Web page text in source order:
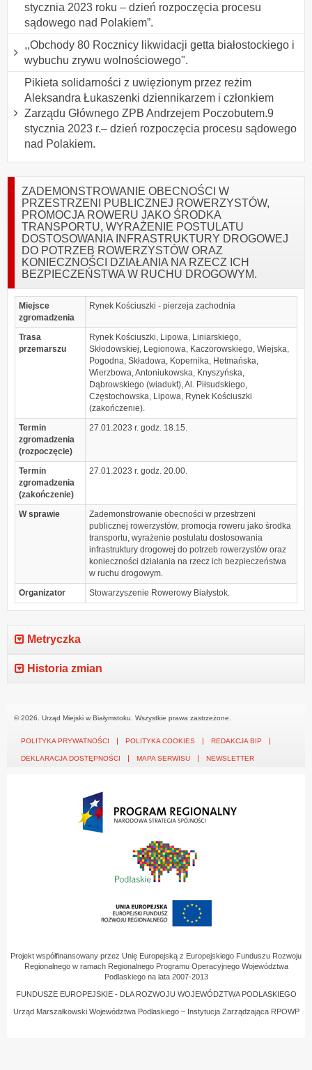
stycznia 2023 roku – dzień rozpoczęcia procesu
sądowego nad Polakiem”.
,,Obchody 80 Rocznicy likwidacji getta białostockiego i
wybuchu zrywu wolnościowego".
Pikieta solidarności z uwięzionym przez reżim
Aleksandra Łukaszenki dziennikarzem i członkiem
Zarządu Głównego ZPB Andrzejem Poczobutem.9
stycznia 2023 r.– dzień rozpoczęcia procesu sądowego
nad Polakiem.
ZADEMONSTROWANIE OBECNOŚCI W
PRZESTRZENI PUBLICZNEJ ROWERZYSTÓW,
PROMOCJA ROWERU JAKO ŚRODKA
TRANSPORTU, WYRAŻENIE POSTULATU
DOSTOSOWANIA INFRASTRUKTURY DROGOWEJ
DO POTRZEB ROWERZYSTÓW ORAZ
KONIECZNOŚCI DZIAŁANIA NA RZECZ ICH
BEZPIECZEŃSTWA W RUCHU DROGOWYM.
Miejsce
zgromadzenia
Rynek Kościuszki - pierzeja zachodnia
Trasa
przemarszu
Rynek Kościuszki, Lipowa, Liniarskiego,
Skłodowskiej, Legionowa, Kaczorowskiego, Wiejska,
Pogodna, Składowa, Kopernika, Hetmańska,
Wierzbowa, Antoniukowska, Knyszyńska,
Dąbrowskiego (wiadukt), Al. Piłsudskiego,
Częstochowska, Lipowa, Rynek Kościuszki
(zakończenie).
Termin
zgromadzenia
(rozpoczęcie)
27.01.2023 r. godz. 18.15.
Termin
zgromadzenia
(zakończenie)
27.01.2023 r. godz. 20.00.
W sprawie
Zademonstrowanie obecności w przestrzeni
publicznej rowerzystów, promocja roweru jako środka
transportu, wyrażenie postulatu dostosowania
infrastruktury drogowej do potrzeb rowerzystów oraz
konieczności działania na rzecz ich bezpieczeństwa
w ruchu drogowym.
Organizator
Stowarzyszenie Rowerowy Białystok.
Metryczka
Historia zmian
© 2026. Urząd Miejski w Białymstoku. Wszystkie prawa zastrzeżone.
POLITYKA PRYWATNOŚCI POLITYKA COOKIES REDAKCJA BIP
DEKLARACJA DOSTĘPNOŚCI MAPA SERWISU NEWSLETTER
Projekt współfinansowany przez Unię Europejską z Europejskiego Funduszu Rozwoju
Regionalnego w ramach Regionalnego Programu Operacyjnego Województwa
Podlaskiego na lata 2007-2013
FUNDUSZE EUROPEJSKIE - DLA ROZWOJU WOJEWÓDZTWA PODLASKIEGO
Urząd Marszałkowski Województwa Podlaskiego – Instytucja Zarządzająca RPOWP